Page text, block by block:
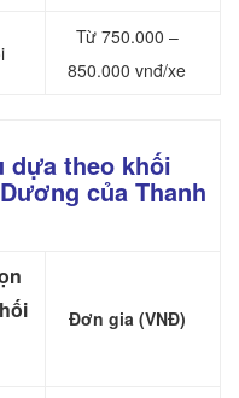
Từ 750.000 –
850.000 vnđ/xe
dựa theo khối
của Thanh
Đơn gia (VNĐ)